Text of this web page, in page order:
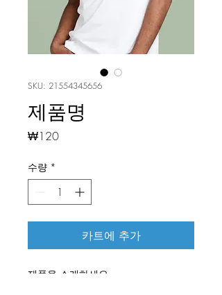
SKU: 21554345656
제품명
₩120가
수량 *
카트에 추가
제품을 소개하세요.